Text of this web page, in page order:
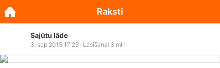
Sajūtu lāde
3. sep 2015 17:29 · Lasīšanai 3 min
Raksti